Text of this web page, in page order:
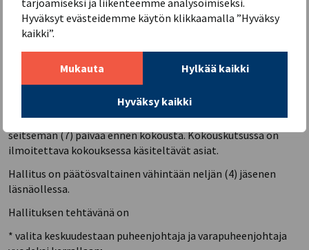
tarjoamiseksi ja liikenteemme analysoimiseksi.
Hyväksyt evästeidemme käytön klikkaamalla ”Hyväksy
kaikki”.
Mukauta Hylkää kaikki
Hyväksy kaikki
Hallitukseen kuuluu seitsemän (7) jäsentä, jotka valitaan
kahdeksi vuodeksi kerrallaan. Puolet jäsenistä on vuosittain
erovuorossa. Erovuorossa oleva hallituksen jäsen voidaan
valita tehtäväänsä uudelleen.
Hallitus kokoontuu puheenjohtajan kutsusta, tai milloin
vähintään kolme (3) hallituksen jäsentäsitä vaatii.
Kokouskutsu on lähetettävä hallituksen jäsenille vähintään
seitsemän (7) päivää ennen kokousta. Kokouskutsussa on
ilmoitettava kokouksessa käsiteltävät asiat.
Hallitus on päätösvaltainen vähintään neljän (4) jäsenen
läsnäollessa.
Hallituksen tehtävänä on
* valita keskuudestaan puheenjohtaja ja varapuheenjohtaja